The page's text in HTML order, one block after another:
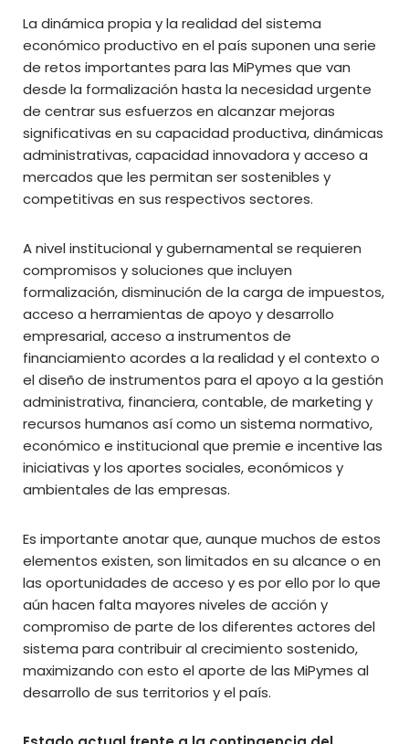
La dinámica propia y la realidad del sistema
económico productivo en el país suponen una serie
de retos importantes para las MiPymes que van
desde la formalización hasta la necesidad urgente
de centrar sus esfuerzos en alcanzar mejoras
significativas en su capacidad productiva, dinámicas
administrativas, capacidad innovadora y acceso a
mercados que les permitan ser sostenibles y
competitivas en sus respectivos sectores.
A nivel institucional y gubernamental se requieren
compromisos y soluciones que incluyen
formalización, disminución de la carga de impuestos,
acceso a herramientas de apoyo y desarrollo
empresarial, acceso a instrumentos de
financiamiento acordes a la realidad y el contexto o
el diseño de instrumentos para el apoyo a la gestión
administrativa, financiera, contable, de marketing y
recursos humanos así como un sistema normativo,
económico e institucional que premie e incentive las
iniciativas y los aportes sociales, económicos y
ambientales de las empresas.
Es importante anotar que, aunque muchos de estos
elementos existen, son limitados en su alcance o en
las oportunidades de acceso y es por ello por lo que
aún hacen falta mayores niveles de acción y
compromiso de parte de los diferentes actores del
sistema para contribuir al crecimiento sostenido,
maximizando con esto el aporte de las MiPymes al
desarrollo de sus territorios y el país.